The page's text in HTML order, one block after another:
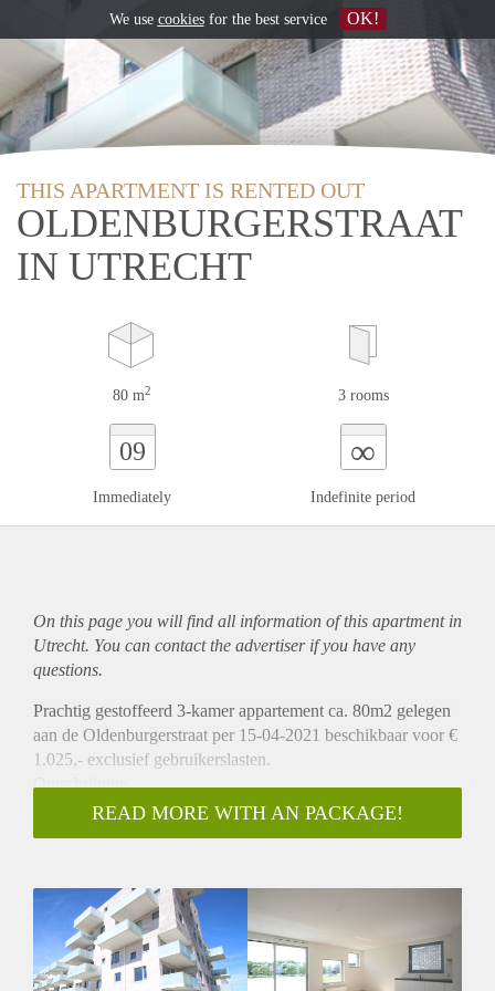
THIS APARTMENT IS RENTED OUT
OLDENBURGERSTRAAT
IN UTRECHT
80 m2 3 rooms
09
Immediately
∞
Indefinite period
On this page you will find all information of this apartmentin
Utrecht. You can contact the advertiser if you have any
questions.
Prachtig gestoffeerd 3-kamer appartement ca. 80m2 gelegen
aan de Oldenburgerstraat per 15-04-2021 beschikbaar voor €
1.025,- exclusief gebruikerslasten.
Omschrijving
Gezamenlijke entree, brievenbussen en toegang tot de
berging. Ieder appartement heeft een privé berging. Het
De ruime woonkamer heeft een open keuken welke is v.v.
van alle mogelijk inbouwapparatuur zoals een koelkast,
vriezer, combi/oven, vaatwasser, 4-pits gasfornuis en
afzuigkap. Vanuit de woonkamer heeft u ook toegang tot een
READ MORE WITH AN PACKAGE!
We use cookiesfor the best service OK!